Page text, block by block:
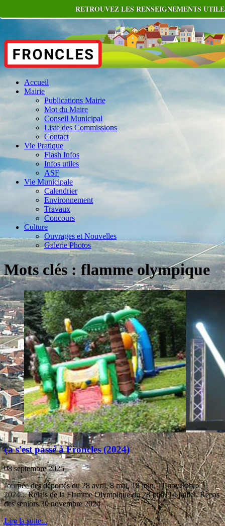
Accueil
Mairie
Publications Mairie
Mot du Maire
Conseil Municipal
Liste des Commissions
Contact
Vie Pratique
Flash Infos
Infos utiles
ASF
Vie Municipale
Calendrier
Environnement
Travaux
Concours
Culture
Ouvrages et Nouvelles
Galerie Photos
Mots clés : flamme olympique
ça s'est passé à Froncles (2024)
08 septembre 2025
Journée des déportés du 28 avril, 8 mai, 18 juin, 11 novembre
2024... Relais de la Flamme Olympique du 28 juin, 14 juillet, Repas
des seniors 30 novembre 2024
Lire la suite...
RETROUVEZ LES RENSEIGNEMENTS